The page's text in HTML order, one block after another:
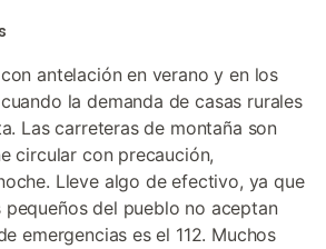
antelación en verano y en los
la demanda de casas rurales
Las carreteras de montaña son
circular con precaución,
Lleve algo de efectivo, ya que
del pueblo no aceptan
emergencias es el 112. Muchos